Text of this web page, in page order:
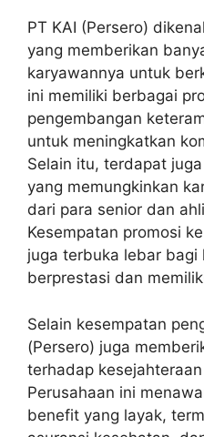
PT KAI (Persero)
yang memberikan
karyawannya untuk
ini memiliki berbagai
pengembangan
untuk meningkatkan
Selain itu, terdapat
yang memungkinkan
dari para senior dan
Kesempatan promosi
juga terbuka lebar bagi
berprestasi dan
Selain kesempatan
(Persero) juga
terhadap
Perusahaan ini
benefit yang layak,